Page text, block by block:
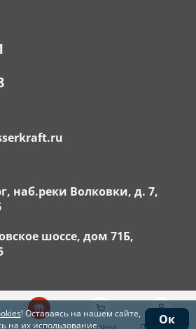
наб.реки Волковки, д. 7,
шоссе, дом 71Б,
Акции Корзина Поддержка
! Оставаясь на нашем сайте,
на их использование.
Ок